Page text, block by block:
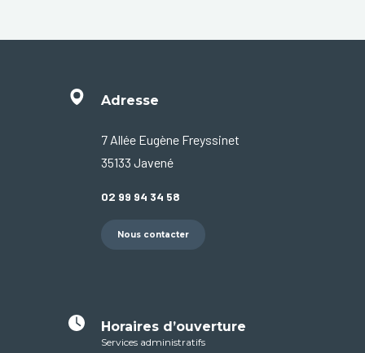
Adresse
7 Allée Eugène Freyssinet
35133 Javené
02 99 94 34 58
Nous contacter
Horaires d’ouverture
Services administratifs